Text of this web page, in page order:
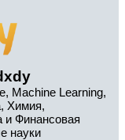
Machine Learning,
Химия,
и Финансовая
науки